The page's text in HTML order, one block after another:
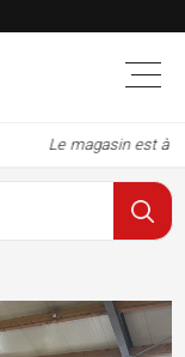
Le magasin est à